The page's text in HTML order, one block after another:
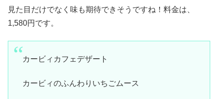
見た目だけでなく味も期待できそうですね！料金は、
1,580円です。
カービィカフェデザート
カービィのふんわりいちごムース